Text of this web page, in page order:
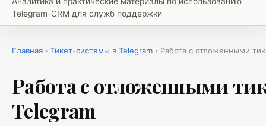
Telegram-CRM для служб поддержки
Главная › Тикет-системы в Telegram › Работа с отложенными
Работа с отложенными
Telegram